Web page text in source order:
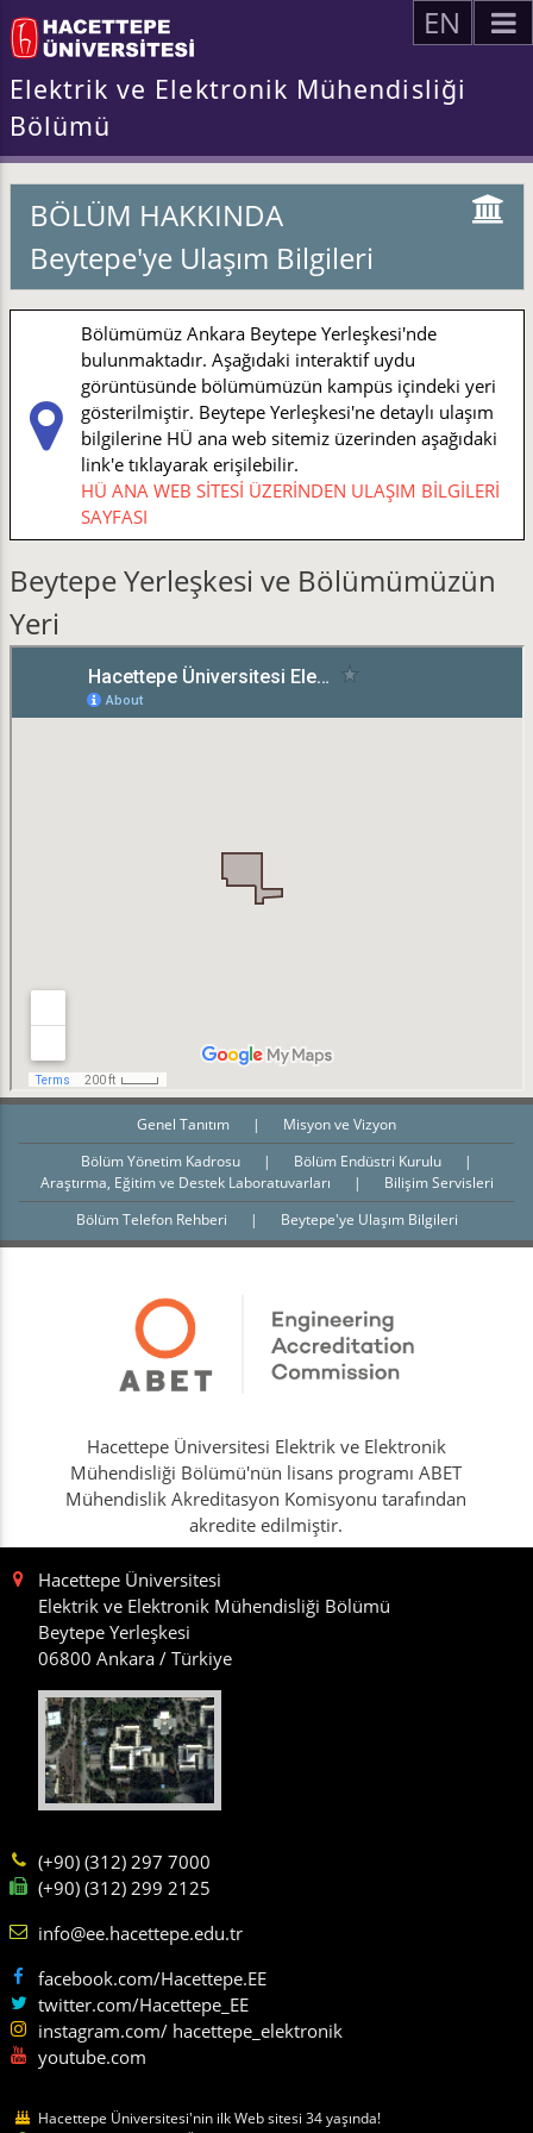
EN
Elektrik ve Elektronik Mühendisliği
Bölümü
BÖLÜM HAKKINDA
Beytepe'ye Ulaşım Bilgileri
Bölümümüz Ankara Beytepe Yerleşkesi'nde
bulunmaktadır. Aşağıdaki interaktif uydu
görüntüsünde bölümümüzün kampüs içindeki yeri
gösterilmiştir. Beytepe Yerleşkesi'ne detaylı ulaşım
bilgilerine HÜ ana web sitemiz üzerinden aşağıdaki
link'e tıklayarak erişilebilir.
HÜ ANA WEB SİTESİ ÜZERİNDEN ULAŞIM BİLGİLERİ
SAYFASI
Beytepe Yerleşkesi ve Bölümümüzün
Yeri
Genel Tanıtım |
Misyon ve Vizyon
Bölüm Yönetim Kadrosu
| Bölüm Endüstri Kurulu
|
Araştırma, Eğitim ve Destek Laboratuvarları
|
Bilişim Servisleri
Bölüm Telefon Rehberi
| Beytepe'ye Ulaşım Bilgileri
Hacettepe Üniversitesi Elektrik ve Elektronik
Mühendisliği Bölümü'nün lisans programı ABET
Mühendislik Akreditasyon Komisyonu tarafından
akredite edilmiştir.
Hacettepe Üniversitesi
Elektrik ve Elektronik Mühendisliği Bölümü
Beytepe Yerleşkesi
06800 Ankara / Türkiye
(+90) (312) 297 7000
(+90) (312) 299 2125
info@ee.hacettepe.edu.tr
facebook.com/Hacettepe.EE
twitter.com/Hacettepe_EE
instagram.com/ hacettepe_elektronik
youtube.com
Hacettepe Üniversitesi'nin ilk Web sitesi 34 yaşında!